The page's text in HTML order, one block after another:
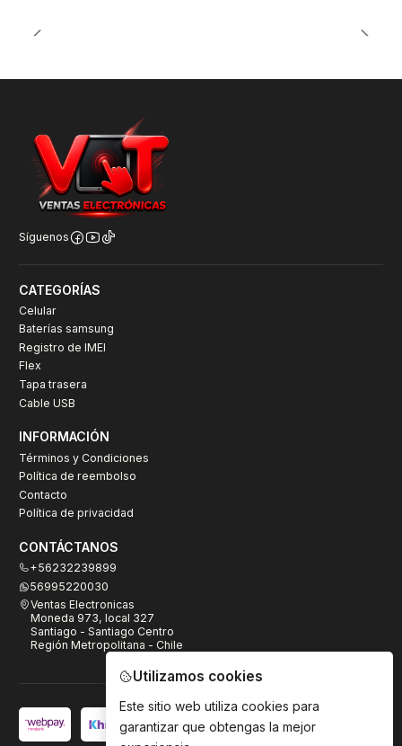
Síguenos
CATEGORÍAS
Celular
Baterías samsung
Registro de IMEI
Flex
Tapa trasera
Cable USB
INFORMACIÓN
Términos y Condiciones
Política de reembolso
Contacto
Política de privacidad
CONTÁCTANOS
+56232239899
56995220030
Ventas Electronicas
Moneda 973, local 327
Santiago - Santiago Centro
Región Metropolitana - Chile
Utilizamos cookies
Este sitio web utiliza cookies para
garantizar que obtengas la mejor